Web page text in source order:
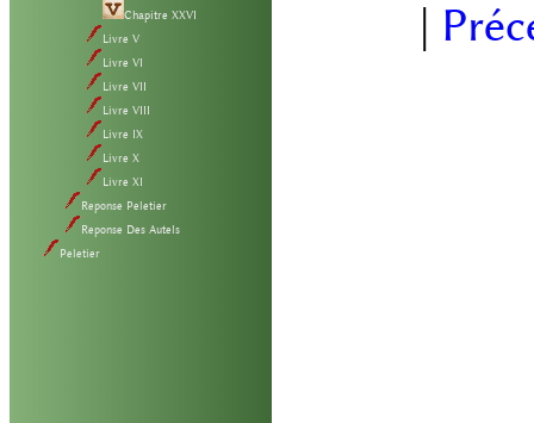
Chapitre XXVI
Livre V
Livre VI
Livre VII
Livre VIII
Livre IX
Livre X
Livre XI
Reponse Peletier
Reponse Des Autels
Peletier
|